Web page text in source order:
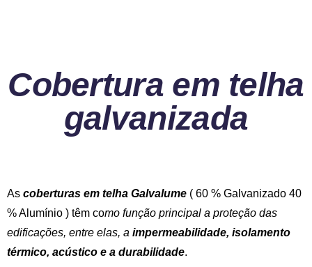
Cobertura em telha
galvanizada
As coberturas em telha Galvalume ( 60 % Galvanizado 40
% Alumínio ) têm como função principal a proteção das
edificações, entre elas, a impermeabilidade, isolamento
térmico, acústico e a durabilidade.